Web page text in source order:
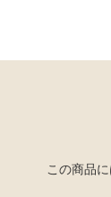
この商品